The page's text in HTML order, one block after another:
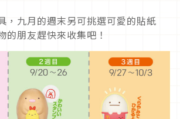
，九月的週末另可挑選可愛的貼紙
的朋友趕快來收集吧！